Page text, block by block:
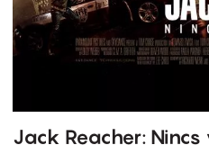
Jack Reacher: